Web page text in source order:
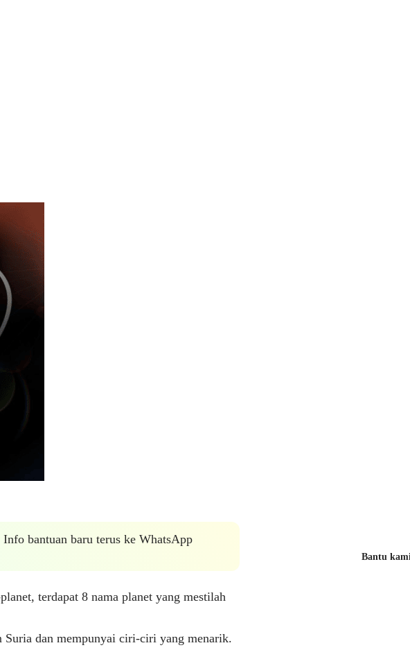
Info bantuan baru terus ke WhatsApp
terdapat 8 nama planet yang mestilah
Suria dan mempunyai ciri-ciri yang menarik.
Bantu